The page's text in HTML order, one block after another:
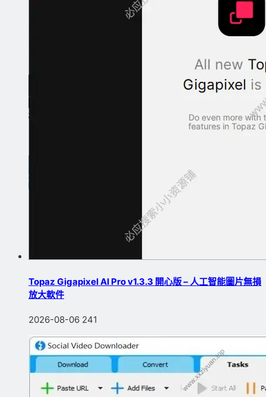
Topaz Gigapixel AI Pro v1.3.3 開心版 – 人工智能圖片無損
放大軟件
2026-08-06 241